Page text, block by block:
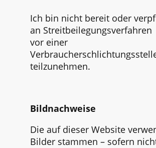
Ich bin nicht bereit oder
an Streitbeilegungsverfahren
vor einer
teilzunehmen.
Bildnachweise
Die auf dieser Website
Bilder stammen – sofern